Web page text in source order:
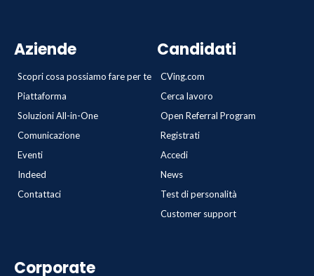
Aziende
Scopri cosa possiamo fare per te
Piattaforma
Soluzioni All-in-One
Comunicazione
Eventi
Indeed
Contattaci
Candidati
CVing.com
Cerca lavoro
Open Referral Program
Registrati
Accedi
News
Test di personalità
Customer support
Corporate